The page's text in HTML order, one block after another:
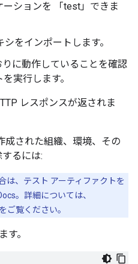
ーションを 「test」できま
をインポートします。
に動作していることを確認
実行します。
レスポンスが返されま
成された組織、環境、その
るには:
は、テスト アーティファクトを
。詳細については、
をご覧ください。
す。